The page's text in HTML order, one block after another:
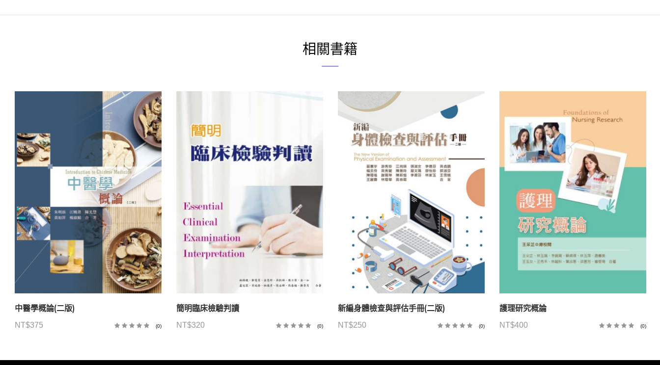
相關書籍
中醫學概論(二版)
NT$375 (0)
簡明臨床檢驗判讀
NT$320 (0)
新編身體檢查與評估手冊(二版)
NT$250 (0)
護理研究概論
NT$400 (0)